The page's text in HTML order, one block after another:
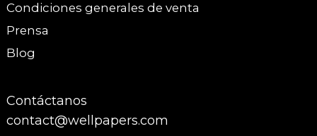
Condiciones generales de venta
Prensa
Blog
Contáctanos
contact@wellpapers.com